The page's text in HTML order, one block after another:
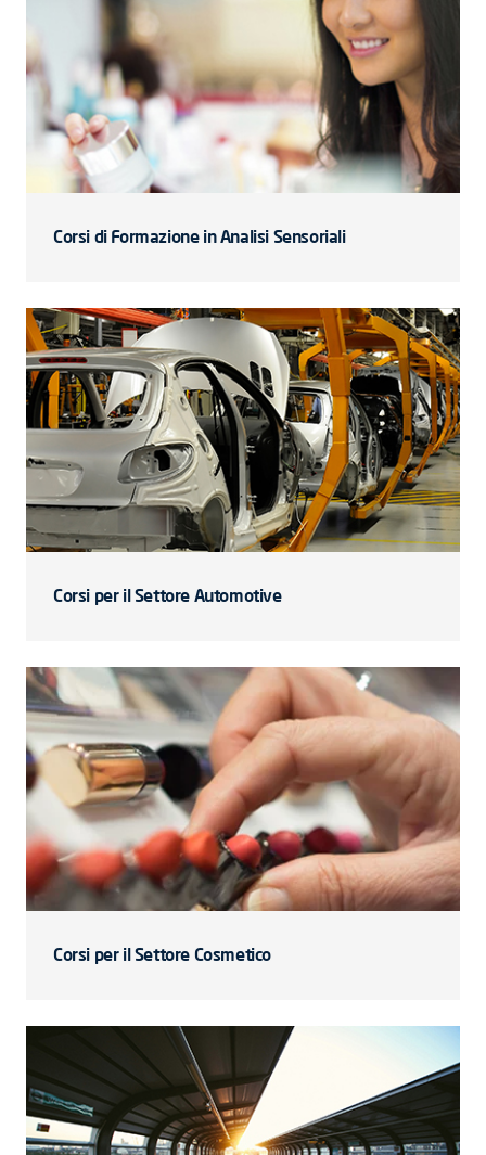
Corsi di Formazione in Analisi Sensoriali
Corsi per il Settore Automotive
Corsi per il Settore Cosmetico